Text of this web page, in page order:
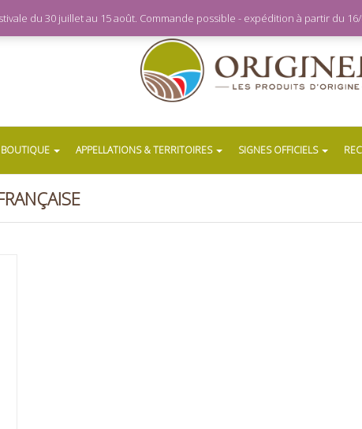
BOUTIQUE APPELLATIONS & TERRITOIRES SIGNES OFFICIELS
du 30 juillet au 15 août. Commande possible - expédition à partir du